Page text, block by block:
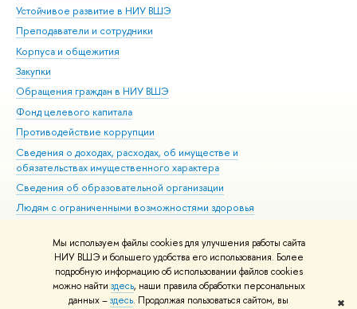
Мы используем файлы cookies для улучшения работы сайта
НИУ ВШЭ и большего удобства его использования. Более
подробную информацию об использовании файлов cookies
можно найти здесь, наши правила обработки персональных
данных –здесь. Продолжая пользоваться сайтом, вы
✖
Устойчивое развитие в НИУ ВШЭ
Преподаватели и сотрудники
Корпуса и общежития
Закупки
Обращения граждан в НИУ ВШЭ
Фонд целевого капитала
Противодействие коррупции
Сведения о доходах, расходах, об имуществе и
обязательствах имущественного характера
Сведения об образовательной организации
Людям с ограниченными возможностями здоровья
Работа в Вышке